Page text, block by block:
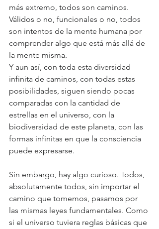
más extremo, todos son caminos.
Válidos o no, funcionales o no, todos
son intentos de la mente humana por
comprender algo que está más allá de
la mente misma.
Y aun así, con toda esta diversidad
infinita de caminos, con todas estas
posibilidades, siguen siendo pocas
comparadas con la cantidad de
estrellas en el universo, con la
biodiversidad de este planeta, con las
formas infinitas en que la consciencia
puede expresarse.
Sin embargo, hay algo curioso. Todos,
absolutamente todos, sin importar el
camino que tomemos, pasamos por
las mismas leyes fundamentales. Como
si el universo tuviera reglas básicas que